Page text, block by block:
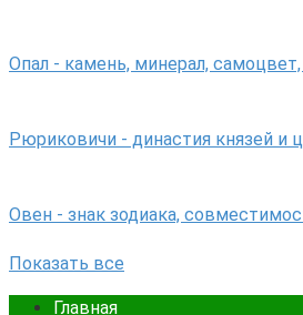
Опал - камень, минерал,
Рюриковичи - династия князей и
Овен - знак зодиака,
Показать все
Главная